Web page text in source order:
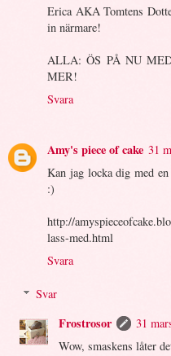
Erica AKA Tomtens
in närmare!
ALLA: ÖS PÅ NU
MER!
Svara
Amy's piece of cake 31
Kan jag locka dig med
:)
http://
lass-med.html
Svara
Svar
Frostrosor
31
Wow, smaskens låter